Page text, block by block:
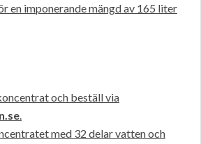
en imponerande mängd av 165 liter
och beställ via
.
med 32 delar vatten och